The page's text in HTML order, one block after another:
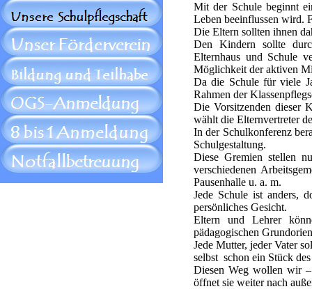
Mit der Schule beginnt
Leben beeinflussen wird.
Die Eltern sollten ihnen
Den Kindern sollte
Elternhaus und Schule
Möglichkeit der aktiven
Da die Schule für viele
Rahmen der
Die Vorsitzenden dieser
wählt die Elternvertreter
In der Schulkonferenz
Schulgestaltung.
Diese Gremien stellen
verschiedenen
Pausenhalle u. a. m.
Jede Schule ist anders,
persönliches Gesicht.
Eltern und Lehrer
pädagogischen
Jede Mutter, jeder Vater
selbst schon ein Stück
Diesen Weg wollen wir –
öffnet sie weiter nach